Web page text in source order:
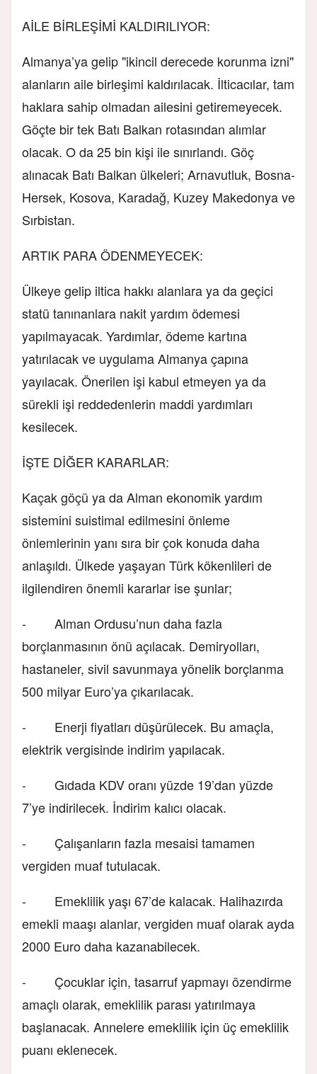
AİLE BİRLEŞİMİ KALDIRILIYOR:
Almanya’ya gelip "ikincil derecede korunma izni"
alanların aile birleşimi kaldırılacak. İlticacılar, tam
haklara sahip olmadan ailesini getiremeyecek.
Göçte bir tek Batı Balkan rotasından alımlar
olacak. O da 25 bin kişi ile sınırlandı. Göç
alınacak Batı Balkan ülkeleri; Arnavutluk, Bosna-
Hersek, Kosova, Karadağ, Kuzey Makedonya ve
Sırbistan.
ARTIK PARA ÖDENMEYECEK:
Ülkeye gelip iltica hakkı alanlara ya da geçici
statü tanınanlara nakit yardım ödemesi
yapılmayacak. Yardımlar, ödeme kartına
yatırılacak ve uygulama Almanya çapına
yayılacak. Önerilen işi kabul etmeyen ya da
sürekli işi reddedenlerin maddi yardımları
kesilecek.
İŞTE DİĞER KARARLAR:
Kaçak göçü ya da Alman ekonomik yardım
sistemini suistimal edilmesini önleme
önlemlerinin yanı sıra bir çok konuda daha
anlaşıldı. Ülkede yaşayan Türk kökenlileri de
ilgilendiren önemli kararlar ise şunlar;
- Alman Ordusu’nun daha fazla
borçlanmasının önü açılacak. Demiryolları,
hastaneler, sivil savunmaya yönelik borçlanma
500 milyar Euro’ya çıkarılacak.
- Enerji fiyatları düşürülecek. Bu amaçla,
elektrik vergisinde indirim yapılacak.
- Gıdada KDV oranı yüzde 19’dan yüzde
7’ye indirilecek. İndirim kalıcı olacak.
- Çalışanların fazla mesaisi tamamen
vergiden muaf tutulacak.
- Emeklilik yaşı 67’de kalacak. Halihazırda
emekli maaşı alanlar, vergiden muaf olarak ayda
2000 Euro daha kazanabilecek.
- Çocuklar için, tasarruf yapmayı özendirme
amaçlı olarak, emeklilik parası yatırılmaya
başlanacak. Annelere emeklilik için üç emeklilik
puanı eklenecek.